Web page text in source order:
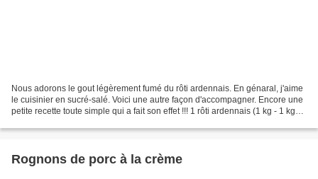
Nous adorons le gout légèrement fumé du rôti ardennais. En génaral, j'aime
le cuisinier en sucré-salé. Voici une autre façon d'accompagner. Encore une
petite recette toute simple qui a fait son effet !!! 1 rôti ardennais (1 kg - 1 kg
Rognons de porc à la crème